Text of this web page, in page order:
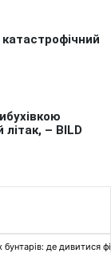
де дивитися